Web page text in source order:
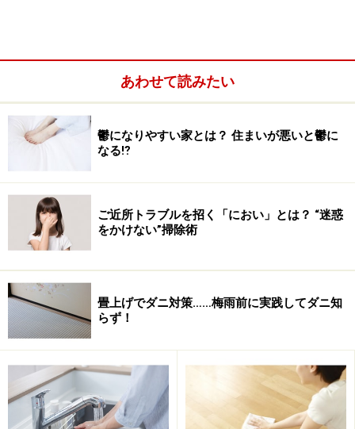
けど……
便からの感染も考えられるので、感染した家族の「パンツ」
それにつけても、吐物がほんの少量付いてしまった洋服
の始末ひとつとっても、いちいち悩ましいのがノロとい
あわせて読みたい
鬱になりやすい家とは？ 住まいが悪いと鬱に
なる⁉
ご近所トラブルを招く「におい」とは？ “迷惑
をかけない”掃除術
畳上げでダニ対策……梅雨前に実践してダニ知
らず！